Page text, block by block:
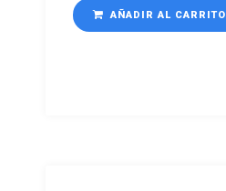
AÑADIR AL CARRITO